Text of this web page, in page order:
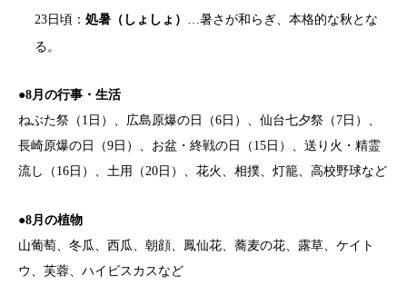
23日頃：処暑（しょしょ）
…暑さが和らぎ、本格的な秋とな
る。
●8月の行事・生活
ねぶた祭（1日）、広島原爆の日（6日）、仙台七夕祭（7日）、
長崎原爆の日（9日）、お盆・終戦の日（15日）、送り火・精霊
流し（16日）、土用（20日）、花火、相撲、灯籠、高校野球など
●8月の植物
山葡萄、冬瓜、西瓜、朝顔、鳳仙花、蕎麦の花、露草、ケイト
ウ、芙蓉、ハイビスカスなど